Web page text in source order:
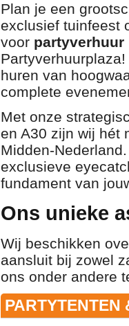
Plan je een
exclusief tuinfeest
voor partyverhuur
huren van
complete
Met onze
en A30 zijn wij hét
Midden-
exclusieve
fundament van
Ons unieke
Wij beschikken
aansluit bij zowel
ons onder andere
PARTYTENTEN